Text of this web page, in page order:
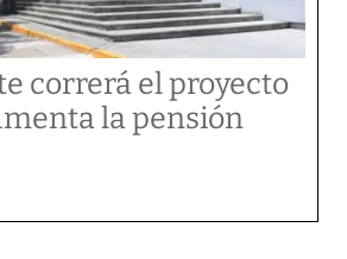
correrá el proyecto
la pensión